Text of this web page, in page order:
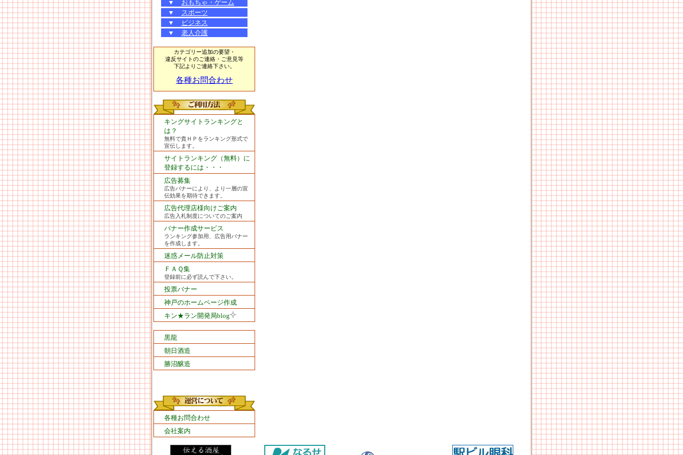
▼
おもちゃ・ゲーム
▼
スポーツ
▼
ビジネス
▼
老人介護
カテゴリー追加の要望・
違反サイトのご連絡・ご意見等
下記よりご連絡下さい。
各種お問合わせ
キングサイトランキングと
は？
無料で貴ＨＰをランキング形式で
宣伝します。
サイトランキング（無料）に
登録するには・・・
広告募集
広告バナーにより、より一層の宣
伝効果を期待できます。
広告代理店様向けご案内
広告入札制度についてのご案内
バナー作成サービス
ランキング参加用、広告用バナー
を作成します。
迷惑メール防止対策
ＦＡＱ集
登録前に必ず読んで下さい。
投票バナー
神戸のホームページ作成
キン★ラン開発局blog
黒龍
朝日酒造
勝沼醸造
各種お問合わせ
会社案内